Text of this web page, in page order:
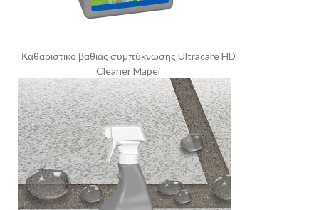
Καθαριστικό βαθιάς συμπύκνωσης Ultracare HD
Cleaner Mapei